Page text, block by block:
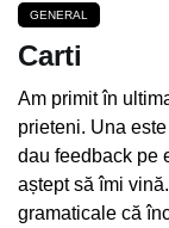
GENERAL
Carti
Am primit în
prieteni. Una
dau feedback pe
aștept să îmi
gramaticale că